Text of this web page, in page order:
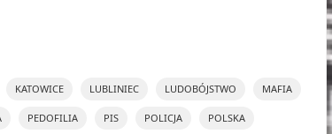
KATOWICE LUBLINIEC LUDOBÓJSTWO MAFIA
PEDOFILIA PIS POLICJA POLSKA